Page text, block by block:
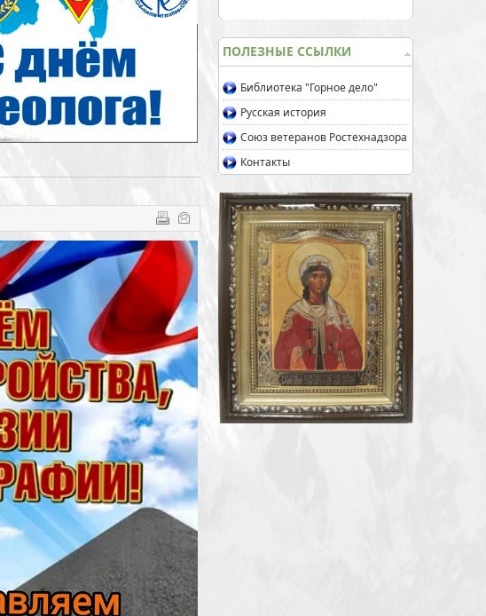
ПОЛЕЗНЫЕ ССЫЛКИ
Библиотека "Горное дело"
Русская история
Союз ветеранов Ростехнадзора
Контакты